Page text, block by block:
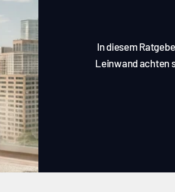
In diesem
Leinwand achten